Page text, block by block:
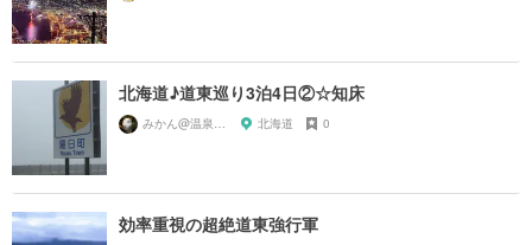
北海道♪道東巡り3泊4日②☆知床
みかん@温泉に行きたい♨️ 北海道 0
効率重視の超絶道東強行軍